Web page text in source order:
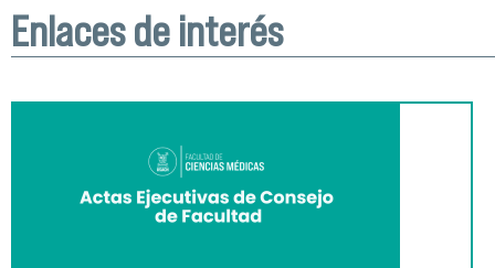
Enlaces de interés